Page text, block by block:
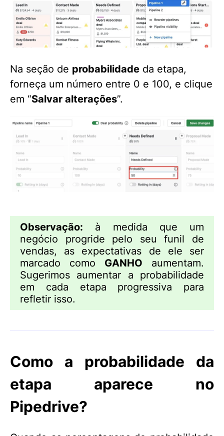
Na seção de probabilidade da etapa,
forneça um número entre 0 e 100, e clique
em “Salvar alterações”.
Observação: à medida que um
negócio progride pelo seu funil de
vendas, as expectativas de ele ser
marcado como GANHO aumentam.
Sugerimos aumentar a probabilidade
em cada etapa progressiva para
refletir isso.
Como a probabilidade da
etapa aparece no
Pipedrive?